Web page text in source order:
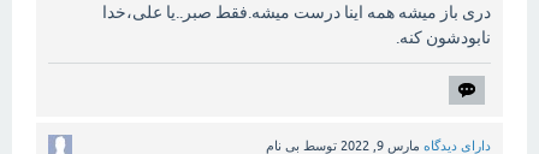
دری باز میشه همه اینا درست میشه.فقط صبر..یا علی،خدا
نابودشون کنه.
دارای دیدگاه مارس 9, 2022 توسط بی نام